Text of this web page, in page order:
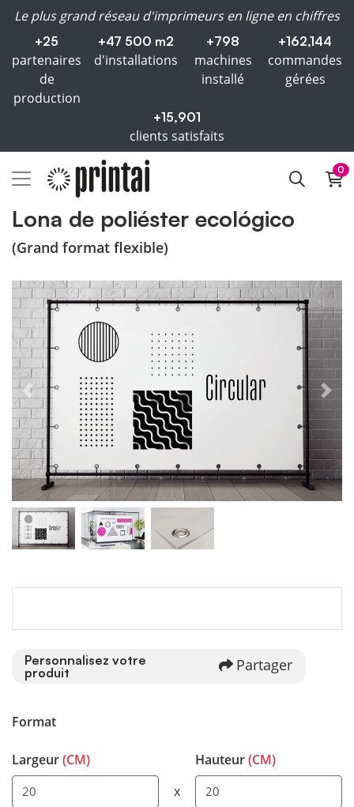
Le plus grand réseau d'imprimeurs en ligne en chiffres
+25
partenaires
de
production
+47 500 m2
d'installations
+798
machines
installé
+162,144
commandes
gérées
+15,901
clients satisfaits
0
Lona de poliéster ecológico
(Grand format flexible)
Personnalisez votre
produit
Partager
Format
Largeur(CM) Hauteur(CM)
x